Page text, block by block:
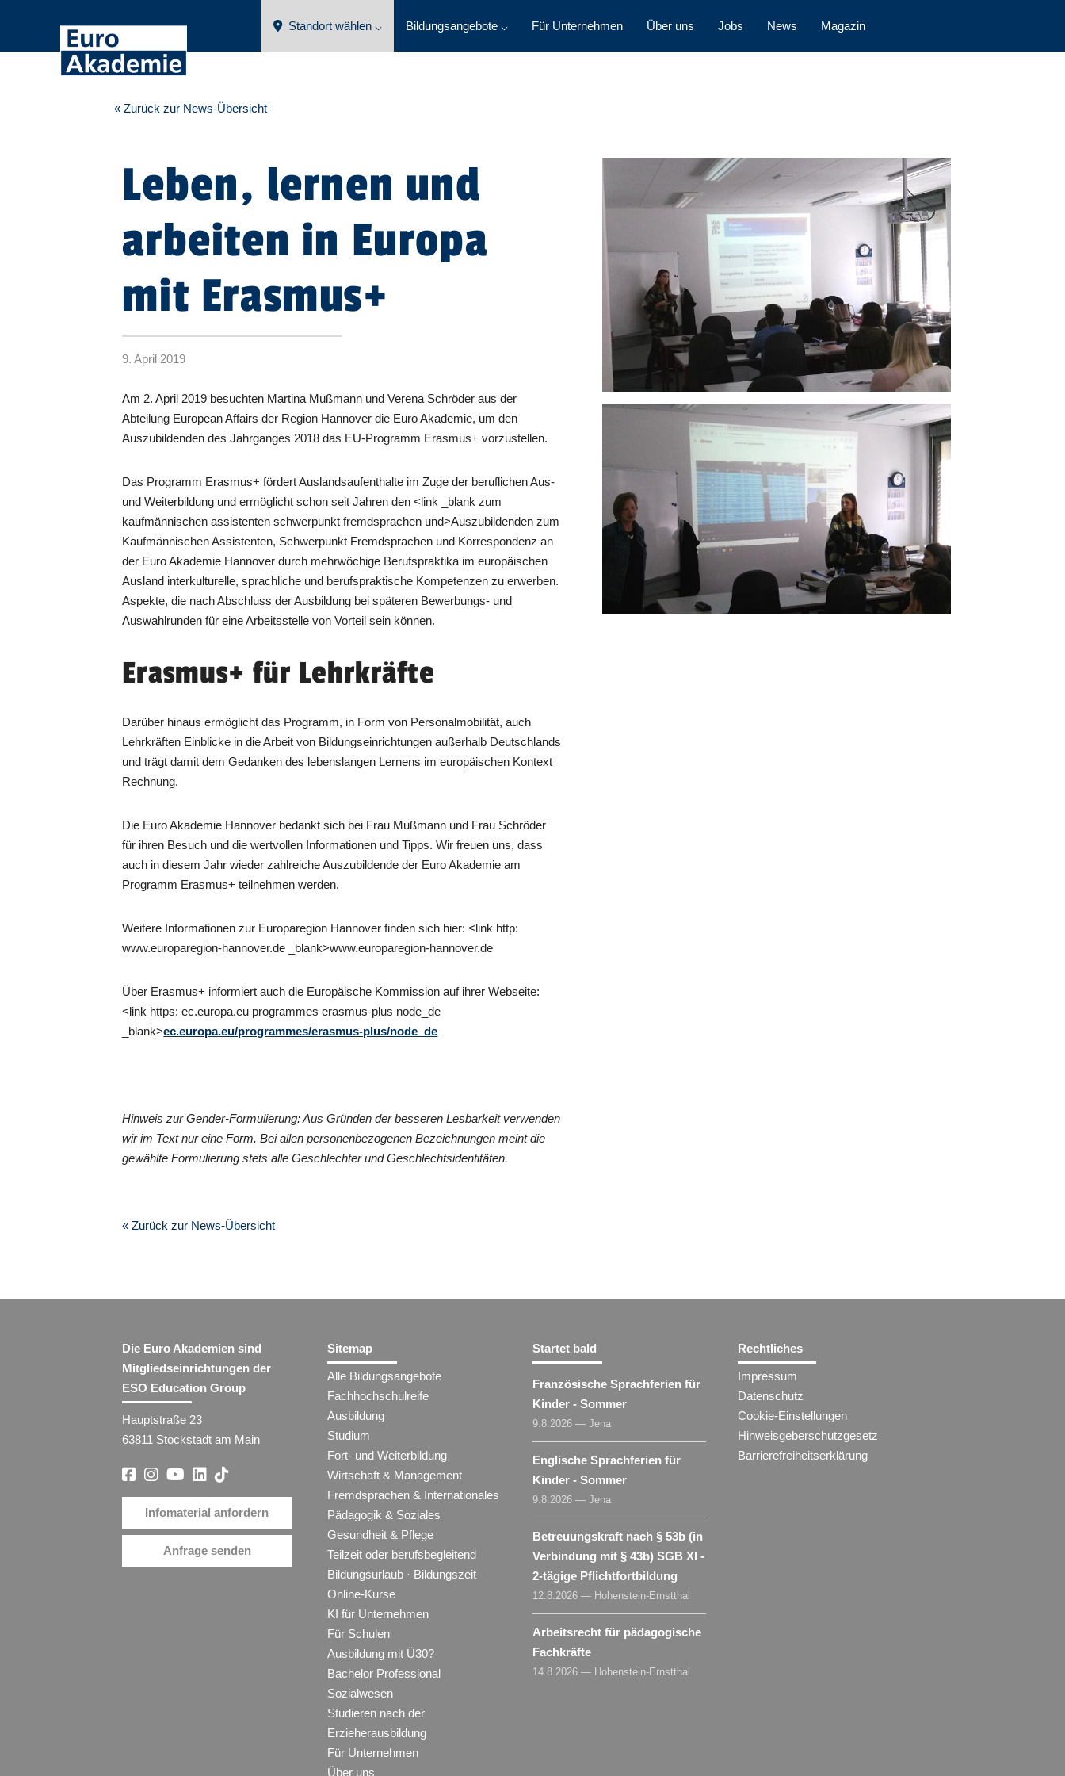
Standort wählen ⌵ Bildungsangebote ⌵ Für Unternehmen Über uns Jobs News Magazin
« Zurück zur News-Übersicht
Leben, lernen und
arbeiten in Europa
mit Erasmus+
9. April 2019
Am 2. April 2019 besuchten Martina Mußmann und Verena Schröder aus der
Abteilung European Affairs der Region Hannover die Euro Akademie, um den
Auszubildenden des Jahrganges 2018 das EU-Programm Erasmus+ vorzustellen.
Das Programm Erasmus+ fördert Auslandsaufenthalte im Zuge der beruflichen Aus-
und Weiterbildung und ermöglicht schon seit Jahren den <link _blank zum
kaufmännischen assistenten schwerpunkt fremdsprachen und>Auszubildenden zum
Kaufmännischen Assistenten, Schwerpunkt Fremdsprachen und Korrespondenz an
der Euro Akademie Hannover durch mehrwöchige Berufspraktika im europäischen
Ausland interkulturelle, sprachliche und berufspraktische Kompetenzen zu erwerben.
Aspekte, die nach Abschluss der Ausbildung bei späteren Bewerbungs- und
Auswahlrunden für eine Arbeitsstelle von Vorteil sein können.
Erasmus+ für Lehrkräfte
Darüber hinaus ermöglicht das Programm, in Form von Personalmobilität, auch
Lehrkräften Einblicke in die Arbeit von Bildungseinrichtungen außerhalb Deutschlands
und trägt damit dem Gedanken des lebenslangen Lernens im europäischen Kontext
Rechnung.
Die Euro Akademie Hannover bedankt sich bei Frau Mußmann und Frau Schröder
für ihren Besuch und die wertvollen Informationen und Tipps. Wir freuen uns, dass
auch in diesem Jahr wieder zahlreiche Auszubildende der Euro Akademie am
Programm Erasmus+ teilnehmen werden.
Weitere Informationen zur Europaregion Hannover finden sich hier: <link http:
www.europaregion-hannover.de _blank>www.europaregion-hannover.de
Über Erasmus+ informiert auch die Europäische Kommission auf ihrer Webseite:
<link https: ec.europa.eu programmes erasmus-plus node_de
_blank>ec.europa.eu/programmes/erasmus-plus/node_de
Hinweis zur Gender-Formulierung: Aus Gründen der besseren Lesbarkeit verwenden
wir im Text nur eine Form. Bei allen personenbezogenen Bezeichnungen meint die
gewählte Formulierung stets alle Geschlechter und Geschlechtsidentitäten.
« Zurück zur News-Übersicht
Die Euro Akademien sind
Mitgliedseinrichtungen der
ESO Education Group
Hauptstraße 23
63811 Stockstadt am Main
Infomaterial anfordern
Anfrage senden
Sitemap
Alle Bildungsangebote
Fachhochschulreife
Ausbildung
Studium
Fort- und Weiterbildung
Wirtschaft & Management
Fremdsprachen & Internationales
Pädagogik & Soziales
Gesundheit & Pflege
Teilzeit oder berufsbegleitend
Bildungsurlaub · Bildungszeit
Online-Kurse
KI für Unternehmen
Für Schulen
Ausbildung mit Ü30?
Bachelor Professional
Sozialwesen
Studieren nach der
Erzieherausbildung
Für Unternehmen
Über uns
Startet bald
Französische Sprachferien für
Kinder - Sommer
9.8.2026 — Jena
Englische Sprachferien für
Kinder - Sommer
9.8.2026 — Jena
Betreuungskraft nach § 53b (in
Verbindung mit § 43b) SGB XI -
2-tägige Pflichtfortbildung
12.8.2026 — Hohenstein-Ernstthal
Arbeitsrecht für pädagogische
Fachkräfte
14.8.2026 — Hohenstein-Ernstthal
Rechtliches
Impressum
Datenschutz
Cookie-Einstellungen
Hinweisgeberschutzgesetz
Barrierefreiheitserklärung